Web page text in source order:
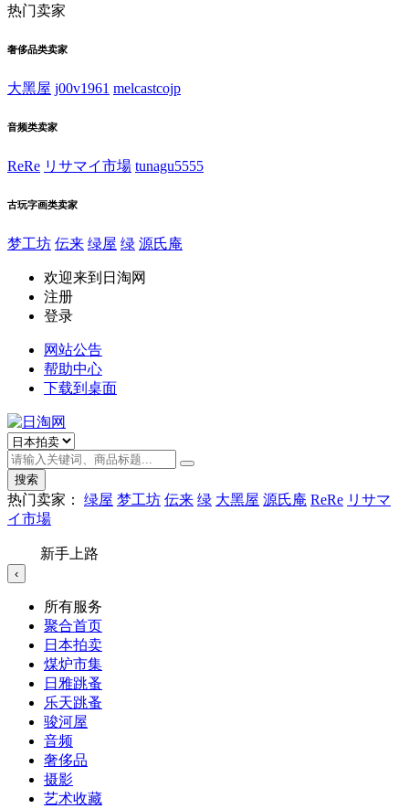
热门卖家
奢侈品类卖家
大黑屋 j00v1961 melcastcojp
音频类卖家
ReRe リサマイ市場 tunagu5555
古玩字画类卖家
梦工坊 伝来 绿屋 绿 源氏庵
欢迎来到日淘网
注册
登录
网站公告
帮助中心
下载到桌面
搜索
热门卖家： 绿屋 梦工坊 伝来 绿 大黑屋 源氏庵 ReRe リサマ
イ市場
新手上路
‹
所有服务
聚合首页
日本拍卖
煤炉市集
日雅跳蚤
乐天跳蚤
骏河屋
音频
奢侈品
摄影
艺术收藏